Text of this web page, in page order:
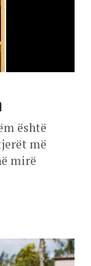
është
më
mirë